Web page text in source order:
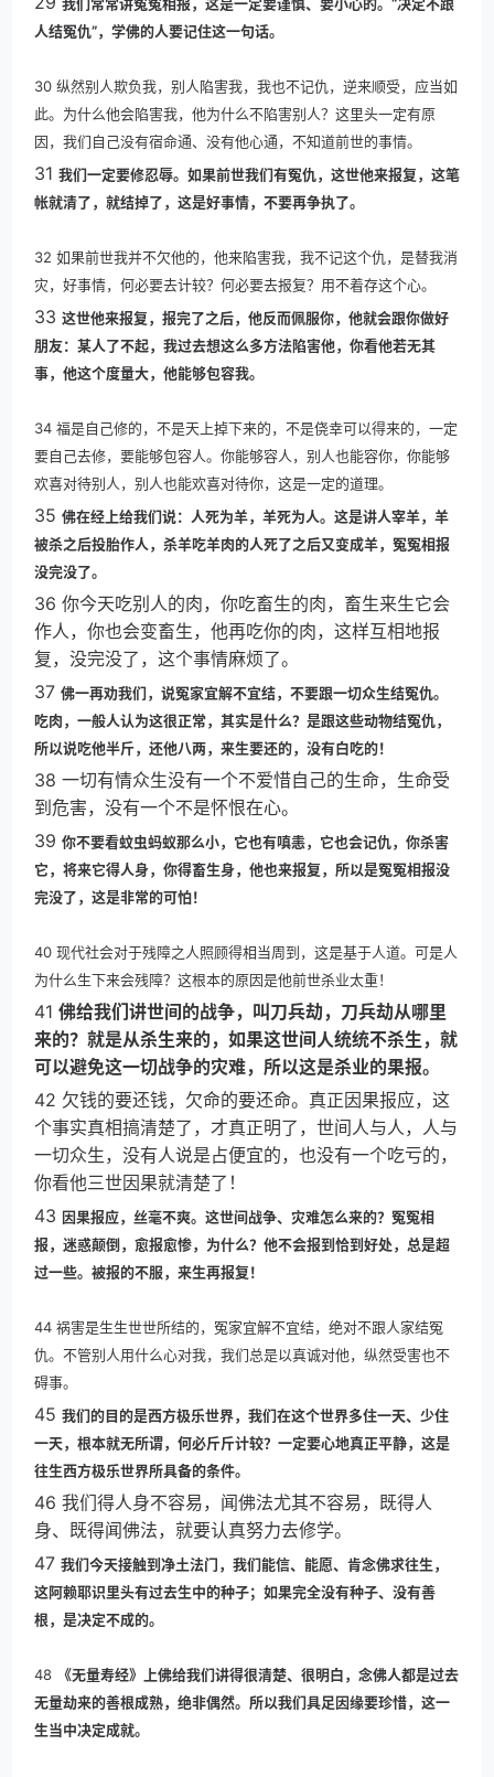
人结冤仇”，学佛的人要记住这一句话。
30 纵然别人欺负我，别人陷害我，我也不记仇，逆来顺受，应当如
此。为什么他会陷害我，他为什么不陷害别人？这里头一定有原
因，我们自己没有宿命通、没有他心通，不知道前世的事情。
31 我们一定要修忍辱。如果前世我们有冤仇，这世他来报复，这笔
帐就清了，就结掉了，这是好事情，不要再争执了。
32 如果前世我并不欠他的，他来陷害我，我不记这个仇，是替我消
灾，好事情，何必要去计较？何必要去报复？用不着存这个心。
33 这世他来报复，报完了之后，他反而佩服你，他就会跟你做好
朋友：某人了不起，我过去想这么多方法陷害他，你看他若无其
事，他这个度量大，他能够包容我。
34 福是自己修的，不是天上掉下来的，不是侥幸可以得来的，一定
要自己去修，要能够包容人。你能够容人，别人也能容你，你能够
欢喜对待别人，别人也能欢喜对待你，这是一定的道理。
35 佛在经上给我们说：人死为羊，羊死为人。这是讲人宰羊，羊
被杀之后投胎作人，杀羊吃羊肉的人死了之后又变成羊，冤冤相报
没完没了。
36 你今天吃别人的肉，你吃畜生的肉，畜生来生它会
作人，你也会变畜生，他再吃你的肉，这样互相地报
复，没完没了，这个事情麻烦了。
37 佛一再劝我们，说冤家宜解不宜结，不要跟一切众生结冤仇。
吃肉，一般人认为这很正常，其实是什么？是跟这些动物结冤仇，
所以说吃他半斤，还他八两，来生要还的，没有白吃的！
38 一切有情众生没有一个不爱惜自己的生命，生命受
到危害，没有一个不是怀恨在心。
39 你不要看蚊虫蚂蚁那么小，它也有嗔恚，它也会记仇，你杀害
它，将来它得人身，你得畜生身，他也来报复，所以是冤冤相报没
完没了，这是非常的可怕！
40 现代社会对于残障之人照顾得相当周到，这是基于人道。可是人
为什么生下来会残障？这根本的原因是他前世杀业太重！
41 佛给我们讲世间的战争，叫刀兵劫，刀兵劫从哪里
来的？就是从杀生来的，如果这世间人统统不杀生，就
可以避免这一切战争的灾难，所以这是杀业的果报。
42 欠钱的要还钱，欠命的要还命。真正因果报应，这
个事实真相搞清楚了，才真正明了，世间人与人，人与
一切众生，没有人说是占便宜的，也没有一个吃亏的，
你看他三世因果就清楚了！
43 因果报应，丝毫不爽。这世间战争、灾难怎么来的？冤冤相
报，迷惑颠倒，愈报愈惨，为什么？他不会报到恰到好处，总是超
过一些。被报的不服，来生再报复！
44 祸害是生生世世所结的，冤家宜解不宜结，绝对不跟人家结冤
仇。不管别人用什么心对我，我们总是以真诚对他，纵然受害也不
碍事。
45 我们的目的是西方极乐世界，我们在这个世界多住一天、少住
一天，根本就无所谓，何必斤斤计较？一定要心地真正平静，这是
往生西方极乐世界所具备的条件。
46 我们得人身不容易，闻佛法尤其不容易，既得人
身、既得闻佛法，就要认真努力去修学。
47 我们今天接触到净土法门，我们能信、能愿、肯念佛求往生，
这阿赖耶识里头有过去生中的种子；如果完全没有种子、没有善
根，是决定不成的。
48
《无量寿经》上佛给我们讲得很清楚、很明白，念佛人都是过去
无量劫来的善根成熟，绝非偶然。所以我们具足因缘要珍惜，这一
生当中决定成就。